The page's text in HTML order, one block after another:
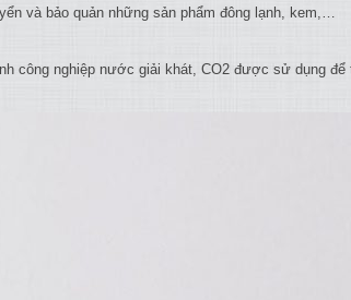
và bảo quản những sản phẩm đông lạnh, kem,…
công nghiệp nước giải khát, CO2 được sử dụng